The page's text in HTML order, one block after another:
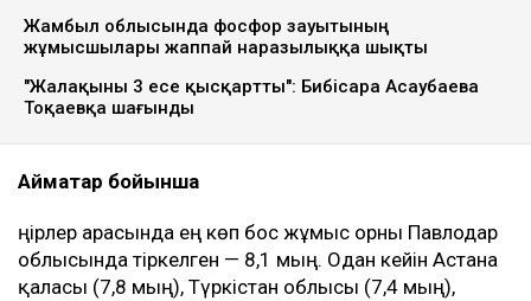
Жамбыл облысында фосфор зауытының
жұмысшылары жаппай наразылыққа шықты
"Жалақыны 3 есе қысқартты": Бибісара Асаубаева
Тоқаевқа шағынды
Аймақтар бойынша
Өңірлер арасында ең көп бос жұмыс орны Павлодар
облысында тіркелген — 8,1 мың. Одан кейін Астана
қаласы (7,8 мың), Түркістан облысы (7,4 мың),